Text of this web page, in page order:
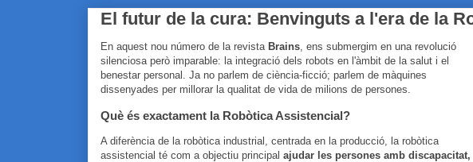
El futur de la cura: Benvinguts a l'era de la
En aquest nou número de la revista Brains , ens submergim en una revolució
silenciosa però imparable: la integració dels robots en l'àmbit de la salut i el
benestar personal. Ja no parlem de ciència-ficció; parlem de màquines
dissenyades per millorar la qualitat de vida de milions de persones.
Què és exactament la Robòtica Assistencial?
A diferència de la robòtica industrial, centrada en la producció, la robòtica
assistencial té com a objectiu principal ajudar les persones amb discapacitat,